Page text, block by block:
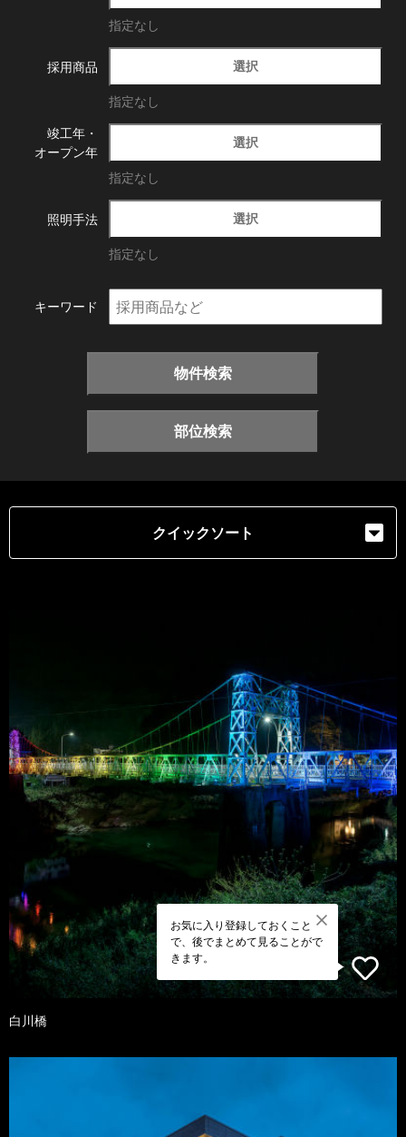
指定なし
採用商品 選択
指定なし
竣工年・
オープン年
選択
指定なし
照明手法 選択
指定なし
キーワード
物件検索
部位検索
クイックソート
お気に入り登録しておくこと
で、後でまとめて見ることがで
きます。
白川橋